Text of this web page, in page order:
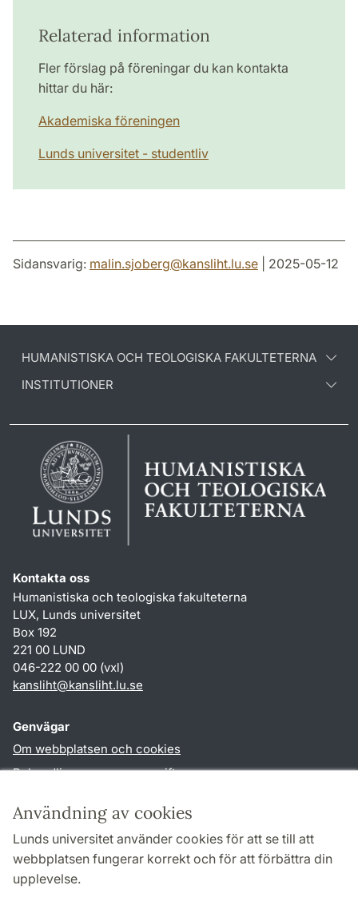
Användning av cookies
Lunds universitet använder cookies för att se till att
webbplatsen fungerar korrekt och för att förbättra din
upplevelse.
Relaterad information
Fler förslag på föreningar du kan kontakta
hittar du här:
Akademiska föreningen
Lunds universitet - studentliv
Sidansvarig: malin.sjoberg@kansliht.lu.se | 2025-05-12
HUMANISTISKA OCH TEOLOGISKA FAKULTETERNA
INSTITUTIONER
Kontakta oss
Humanistiska och teologiska fakulteterna
LUX, Lunds universitet
Box 192
221 00 LUND
046-222 00 00 (vxl)
kansliht@kansliht.lu.se
Genvägar
Om webbplatsen och cookies
Behandling av personuppgifter
TYPO3-login
Följ oss i sociala medier